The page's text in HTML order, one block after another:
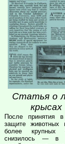
Статья о
крысах
После принятия
защите животных
более крупных
снизилось — в